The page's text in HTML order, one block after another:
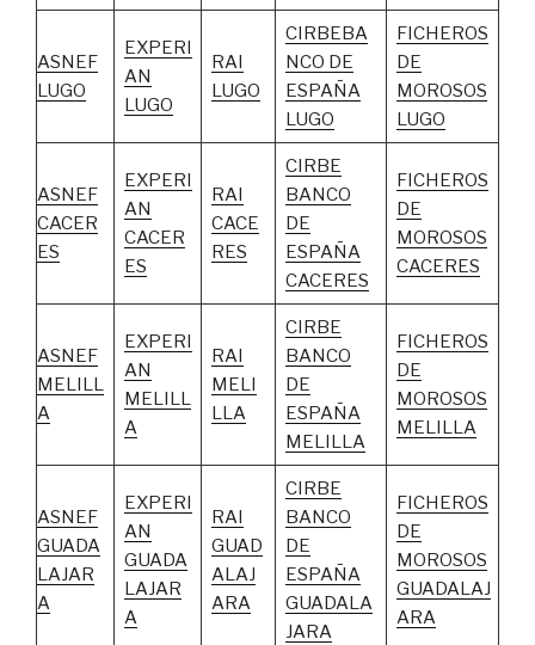
ASNEF
LUGO
EXPERI
AN
LUGO
RAI
LUGO
CIRBEBA
NCO DE
ESPAÑA
LUGO
FICHEROS
DE
MOROSOS
LUGO
ASNEF
CACER
ES
EXPERI
AN
CACER
ES
RAI
CACE
RES
CIRBE
BANCO
DE
ESPAÑA
CACERES
FICHEROS
DE
MOROSOS
CACERES
ASNEF
MELILL
A
EXPERI
AN
MELILL
A
RAI
MELI
LLA
CIRBE
BANCO
DE
ESPAÑA
MELILLA
FICHEROS
DE
MOROSOS
MELILLA
ASNEF
GUADA
LAJAR
A
EXPERI
AN
GUADA
LAJAR
A
RAI
GUAD
ALAJ
ARA
CIRBE
BANCO
DE
ESPAÑA
GUADALA
JARA
FICHEROS
DE
MOROSOS
GUADALAJ
ARA